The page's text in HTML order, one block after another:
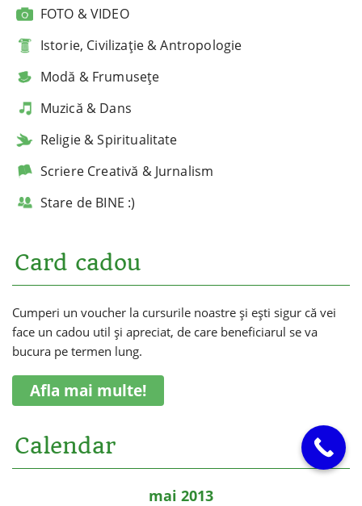
FOTO & VIDEO
Istorie, Civilizație & Antropologie
Modă & Frumusețe
Muzică & Dans
Religie & Spiritualitate
Scriere Creativă & Jurnalism
Stare de BINE :)
Card cadou
Cumperi un voucher la cursurile noastre și ești sigur că vei
face un cadou util și apreciat, de care beneficiarul se va
bucura pe termen lung.
Afla mai multe!
Calendar
mai 2013